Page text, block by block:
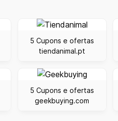
5 Cupons e ofertas
tiendanimal.pt
5 Cupons e ofertas
geekbuying.com